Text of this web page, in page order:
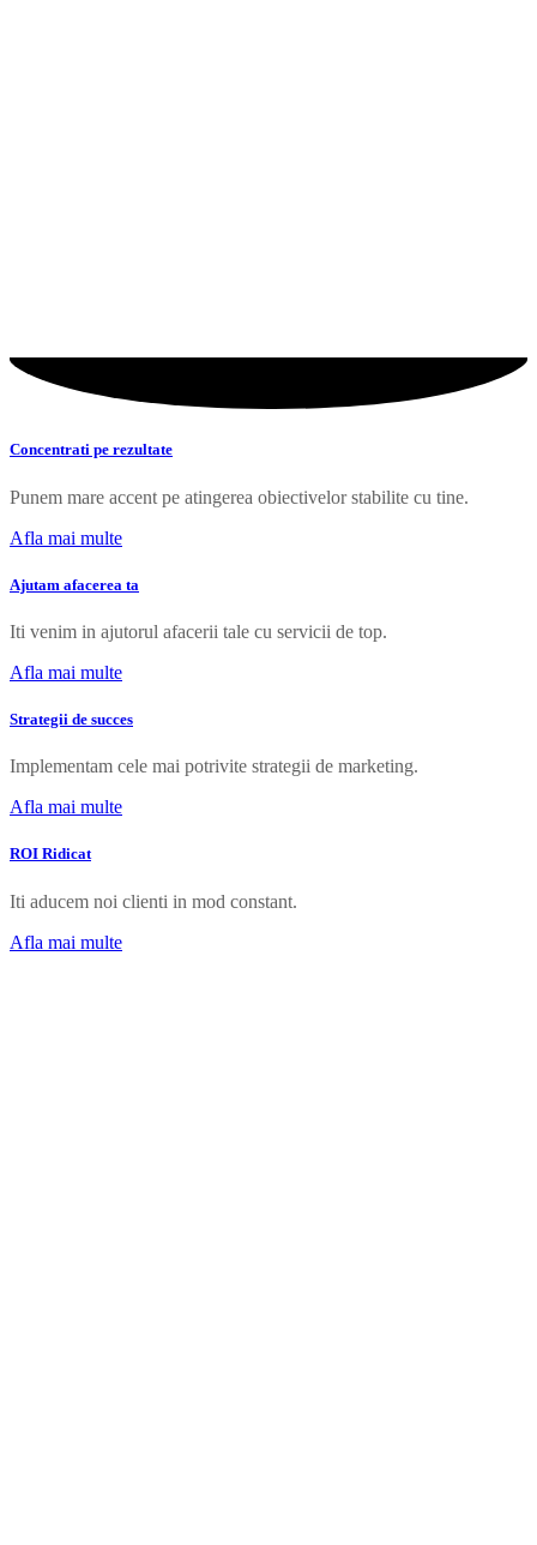
Concentrati pe rezultate
Punem mare accent pe atingerea obiectivelor stabilite cu tine.
Afla mai multe
Ajutam afacerea ta
Iti venim in ajutorul afacerii tale cu servicii de top.
Afla mai multe
Strategii de succes
Implementam cele mai potrivite strategii de marketing.
Afla mai multe
ROI Ridicat
Iti aducem noi clienti in mod constant.
Afla mai multe